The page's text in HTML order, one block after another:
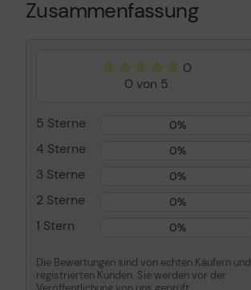
Zusammenfassung
0
0 von 5
5 Sterne 0%
4 Sterne 0%
3 Sterne 0%
2 Sterne 0%
1 Stern 0%
Die Bewertungen sind von echten Käufern und
registrierten Kunden. Sie werden vor der